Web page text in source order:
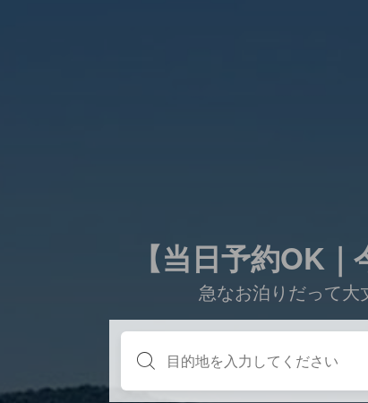
【当日予約OK
急なお泊りだって